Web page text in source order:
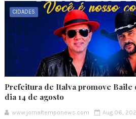
CIDADES
Prefeitura de Italva promove Baile
dia 14 de agosto
www.jornaltemponews.com Aug 06,